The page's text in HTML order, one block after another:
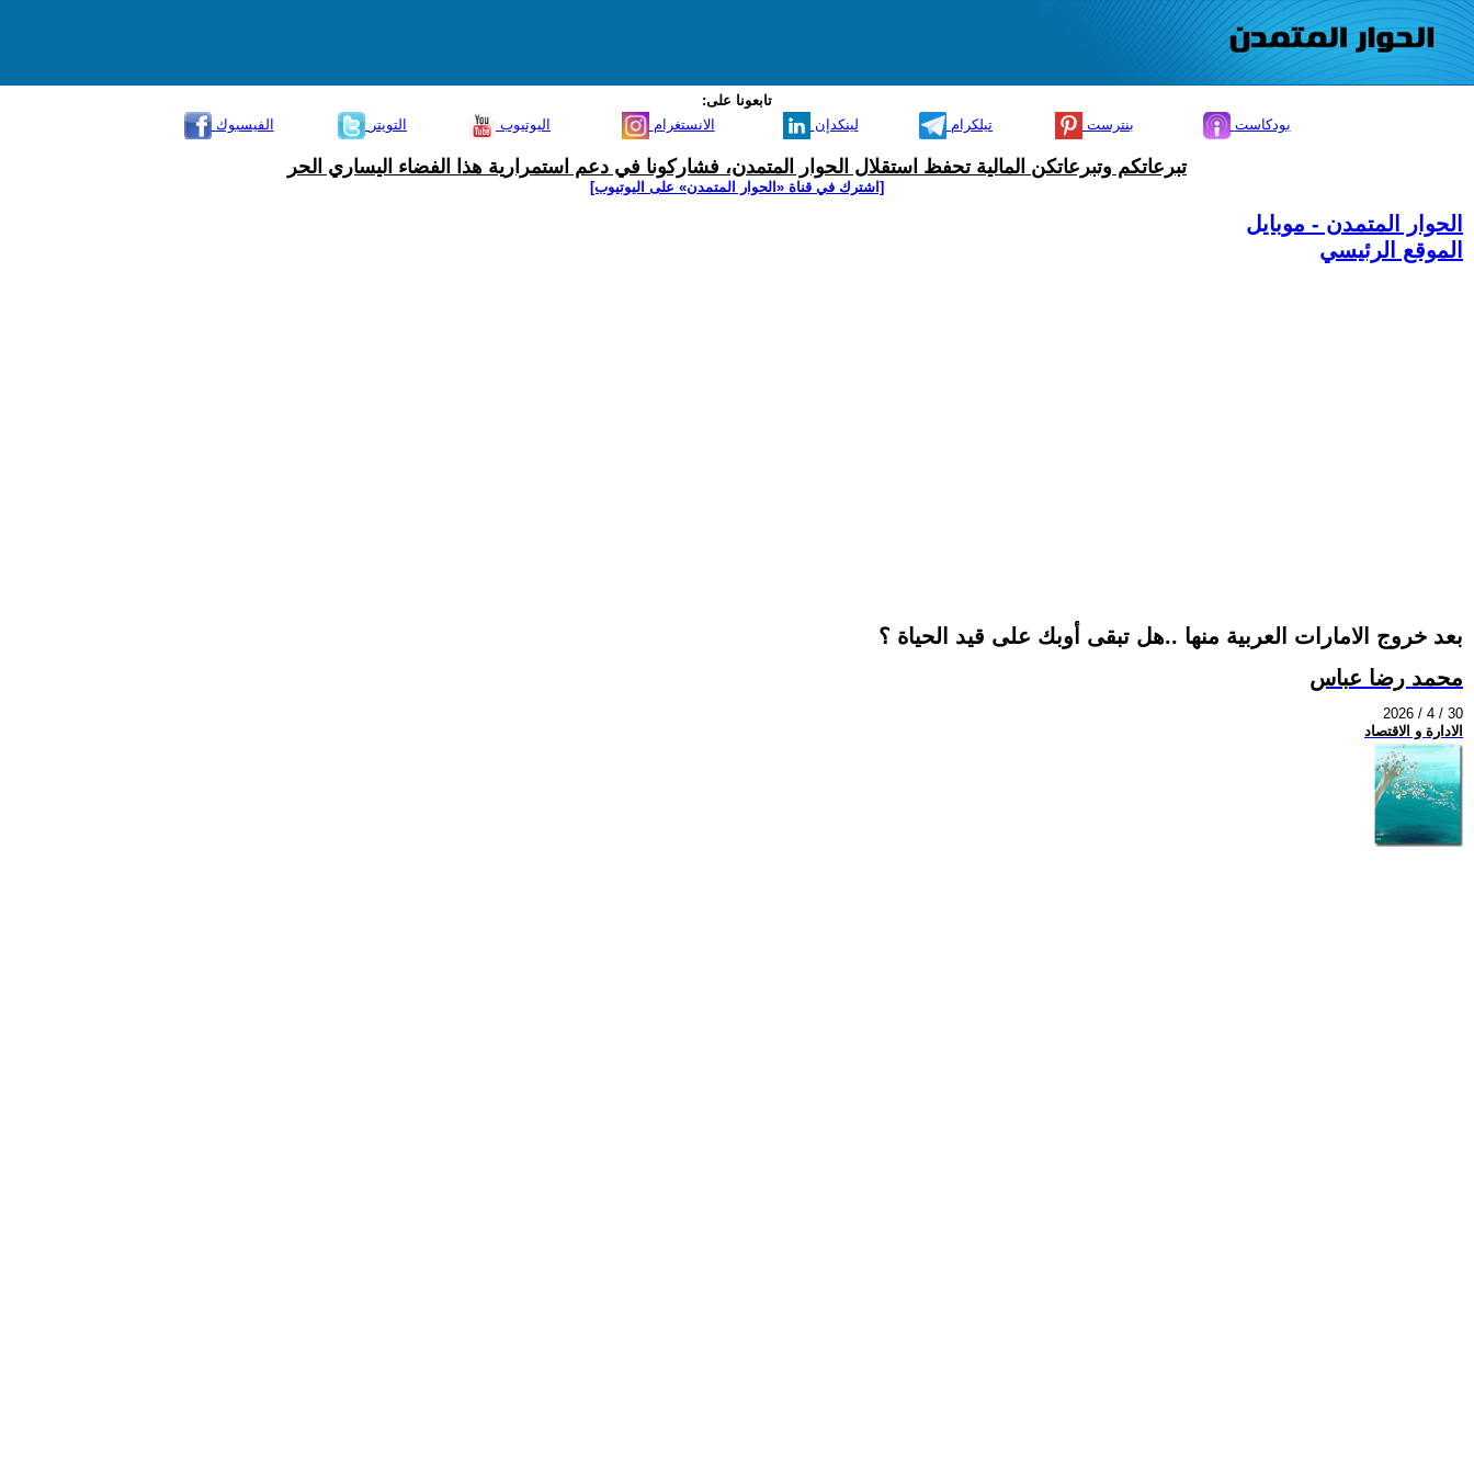
تابعونا على:
الفيسبوك
التويتر اليوتيوب الانستغرام لينكدإن تيلكرام بنترست بودكاست
تبرعاتكم وتبرعاتكن المالية تحفظ استقلال الحوار المتمدن، فشاركونا في دعم استمرارية هذا الفضاء اليساري الحر
[اشترك في قناة ‫«الحوار المتمدن» على اليوتيوب]
الحوار المتمدن - موبايل
الموقع الرئيسي
بعد خروج الامارات العربية منها ..هل تبقى أوبك على قيد الحياة ؟
محمد رضا عباس
2026 / 4 / 30
الادارة و الاقتصاد